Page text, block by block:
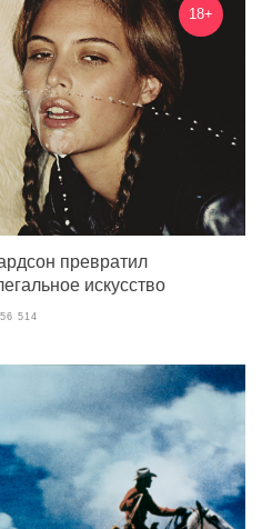
18+
превратил
искусство
56 514